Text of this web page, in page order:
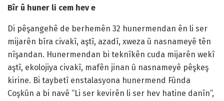
Bîr û huner li cem hev e
Di pêşangehê de berhemên 32 hunermendan ên li ser
mijarên bîra civakî, aştî, azadî, xweza û nasnameyê tên
nîşandan. Hunermendan bi teknîkên cuda mijarên wekî
aştî, ekolojiya civakî, mafên jinan û nasnameyê pêşkeş
kirine. Bi taybetî enstalasyona hunermend Fûnda
Coşkûn a bi navê “Li ser kevirên li ser hev hatine danîn”,